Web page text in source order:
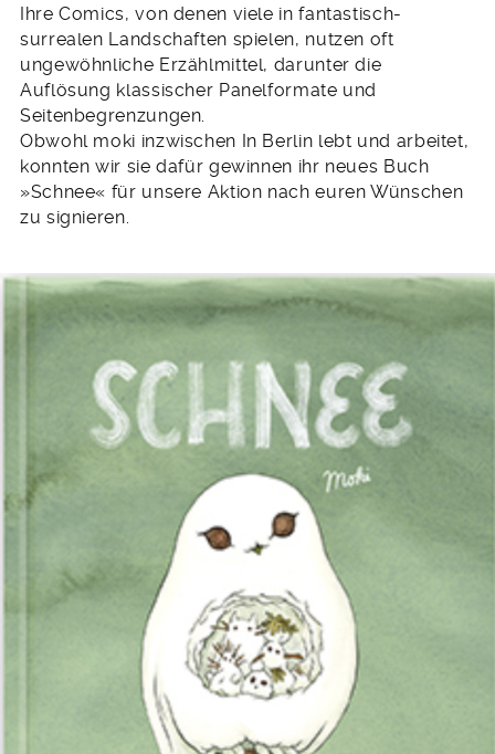
Ihre Comics, von denen viele in fantastisch-
surrealen Landschaften spielen, nutzen oft
ungewöhnliche Erzählmittel, darunter die
Auflösung klassischer Panelformate und
Seitenbegrenzungen.
Obwohl moki inzwischen In Berlin lebt und arbeitet,
konnten wir sie dafür gewinnen ihr neues Buch
»Schnee« für unsere Aktion nach euren Wünschen
zu signieren.